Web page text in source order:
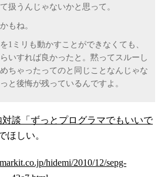
扱うんじゃないかと思って。
もね。
1ミリも動かすことができなくても、
いすれば良かったと。黙ってスルーし
ちゃったってのと同じことなんじゃな
と後悔が残っているんですよ。
対談「ずっとプログラマでもいいで
ほしい。